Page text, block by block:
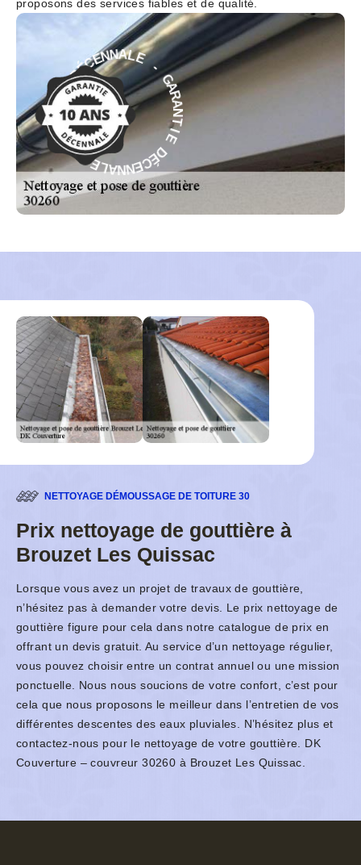
proposons des services fiables et de qualité.
G
A
R
A
N
T
I
E
D
É
C
E
N
NALE - GAR
A
N
T
I
E
D
É
C
E
N
N
A
L
E
-
NETTOYAGE DÉMOUSSAGE DE TOITURE 30
Prix nettoyage de gouttière à
Brouzet Les Quissac
Lorsque vous avez un projet de travaux de gouttière,
n’hésitez pas à demander votre devis. Le prix nettoyage de
gouttière figure pour cela dans notre catalogue de prix en
offrant un devis gratuit. Au service d’un nettoyage régulier,
vous pouvez choisir entre un contrat annuel ou une mission
ponctuelle. Nous nous soucions de votre confort, c’est pour
cela que nous proposons le meilleur dans l’entretien de vos
différentes descentes des eaux pluviales. N’hésitez plus et
contactez-nous pour le nettoyage de votre gouttière. DK
Couverture – couvreur 30260 à Brouzet Les Quissac.